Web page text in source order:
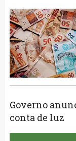
Governo
conta de luz